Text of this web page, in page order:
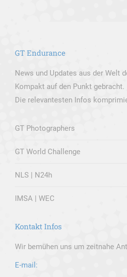
GT Endurance
News und Updates aus der Welt
Kompakt auf den Punkt gebracht.
Die relevantesten Infos
GT Photographers
GT World Challenge
NLS | N24h
IMSA | WEC
Kontakt Infos
Wir bemühen uns um zeitnahe
E-mail: